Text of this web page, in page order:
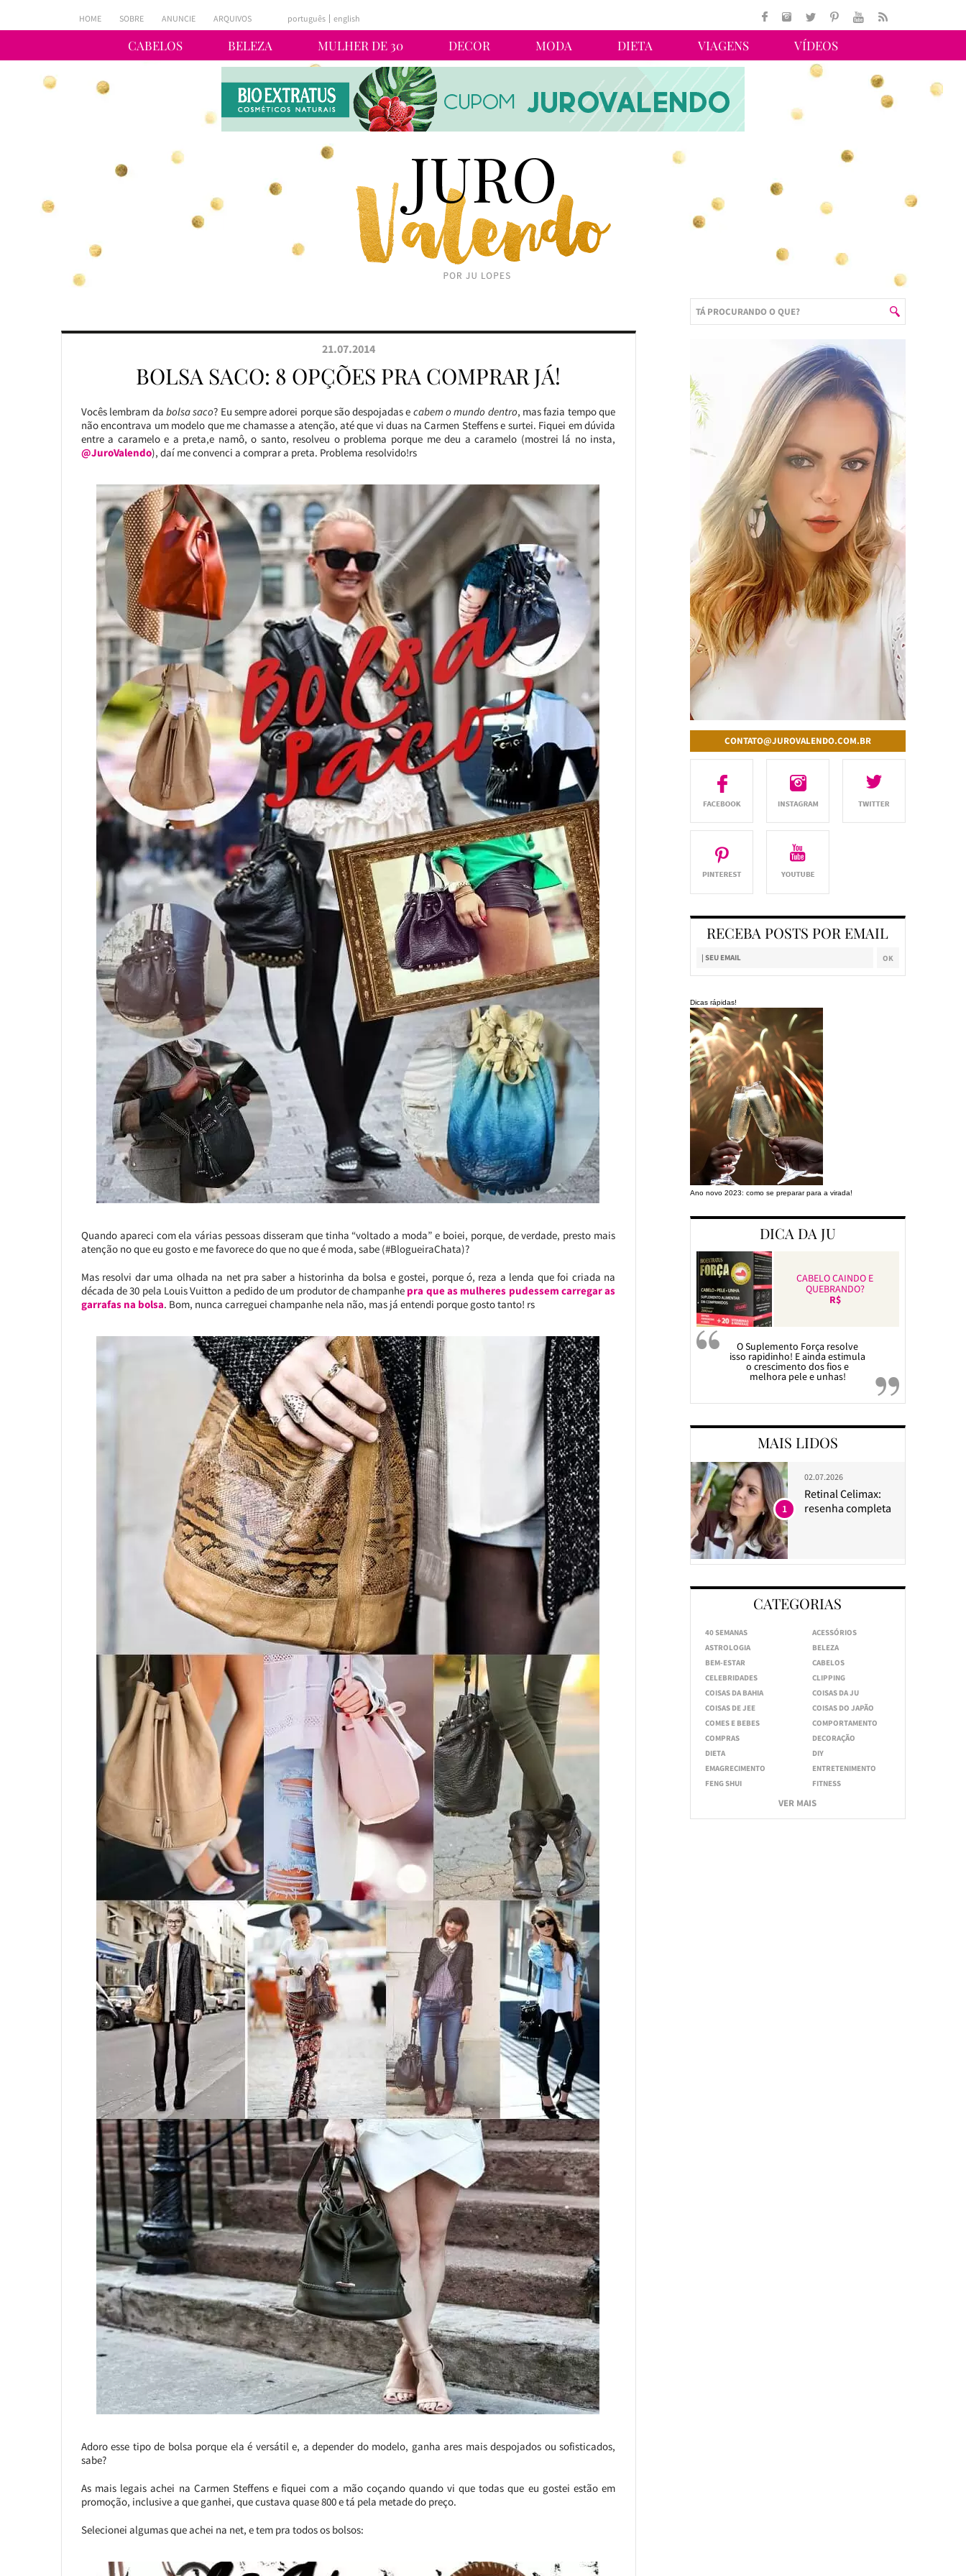
CABELOS BELEZA MULHER DE 30 DECOR MODA DIETA VIAGENS VÍDEOS
HOME SOBRE ANUNCIE ARQUIVOS português english
21.07.2014
BOLSA SACO: 8 OPÇÕES PRA COMPRAR JÁ!
Vocês lembram da bolsa saco? Eu sempre adorei porque são despojadas e cabem o mundo dentro, mas fazia tempo que
não encontrava um modelo que me chamasse a atenção, até que vi duas na Carmen Steffens e surtei. Fiquei em dúvida
entre a caramelo e a preta,e namô, o santo, resolveu o problema porque me deu a caramelo (mostrei lá no insta,
@JuroValendo), daí me convenci a comprar a preta. Problema resolvido!rs
Quando apareci com ela várias pessoas disseram que tinha “voltado a moda” e boiei, porque, de verdade, presto mais
atenção no que eu gosto e me favorece do que no que é moda, sabe (#BlogueiraChata)?
Mas resolvi dar uma olhada na net pra saber a historinha da bolsa e gostei, porque ó, reza a lenda que foi criada na
década de 30 pela Louis Vuitton a pedido de um produtor de champanhe pra que as mulheres pudessem carregar as
garrafas na bolsa. Bom, nunca carreguei champanhe nela não, mas já entendi porque gosto tanto! rs
Adoro esse tipo de bolsa porque ela é versátil e, a depender do modelo, ganha ares mais despojados ou sofisticados,
sabe?
As mais legais achei na Carmen Steffens e fiquei com a mão coçando quando vi que todas que eu gostei estão em
promoção, inclusive a que ganhei, que custava quase 800 e tá pela metade do preço.
Selecionei algumas que achei na net, e tem pra todos os bolsos:
CONTATO@JUROVALENDO.COM.BR
RECEBA POSTS POR EMAIL
Dicas rápidas!
Ano novo 2023: como se preparar para a virada!
DICA DA JU
CABELO CAINDO E
QUEBRANDO?
R$
O Suplemento Força resolve
isso rapidinho! E ainda estimula
o crescimento dos fios e
melhora pele e unhas!
MAIS LIDOS
02.07.2026
Retinal Celimax:
resenha completa
1
CATEGORIAS
40 SEMANAS
ACESSÓRIOS
ASTROLOGIA
BELEZA
BEM-ESTAR
CABELOS
CELEBRIDADES
CLIPPING
COISAS DA BAHIA
COISAS DA JU
COISAS DE JEE
COISAS DO JAPÃO
COMES E BEBES
COMPORTAMENTO
COMPRAS
DECORAÇÃO
DIETA
DIY
EMAGRECIMENTO
ENTRETENIMENTO
FENG SHUI
FITNESS
VER MAIS